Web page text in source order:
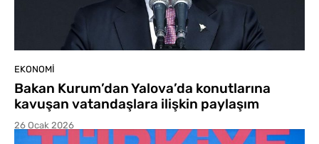
EKONOMI
Bakan Kurum’dan Yalova’da konutlarına
kavuşan vatandaşlara ilişkin paylaşım
26 Ocak 2026